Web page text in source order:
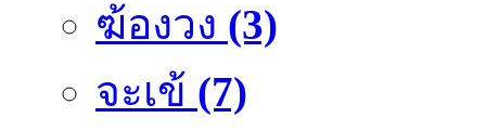
ฆ้องวง (3)
จะเข้ (7)